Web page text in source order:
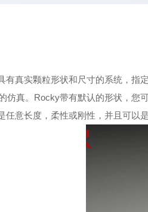
有真实颗粒形状和尺寸的系统，指
仿真。Rocky带有默认的形状，您
意长度，柔性或刚性，并且可以是